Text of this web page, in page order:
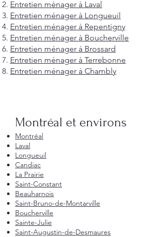
Entretien ménager à Laval
Entretien ménager à Longueuil
Entretien ménager à Repentigny
Entretien ménager à Boucherville
Entretien ménager à Brossard
Entretien ménager à Terrebonne
Entretien ménager à Chambly
Montréal et environs
Montréal
Laval
Longueuil
Candiac
La Prairie
Saint-Constant
Beauharnois
Saint-Bruno-de-Montarville
Boucherville
Sainte-Julie
Saint-Augustin-de-Desmaures